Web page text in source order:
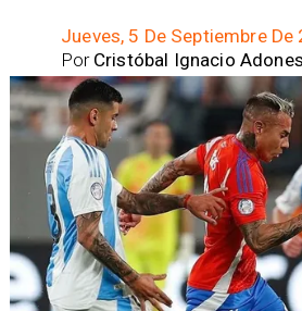
Jueves, 5 De Septiembre
Cristóbal Ignacio
Por